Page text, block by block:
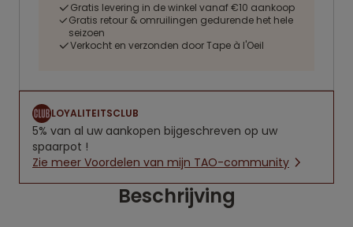
Gratis levering in de winkel vanaf €10 aankoop
Gratis retour & omruilingen gedurende het hele
seizoen
Verkocht en verzonden door Tape à l'Oeil
LOYALITEITSCLUB
5% van al uw aankopen bijgeschreven op uw
spaarpot !
Zie meer Voordelen van mijn TAO-community
Beschrijving